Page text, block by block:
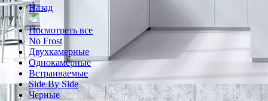
Назад
Посмотреть все
No Frost
Двухкамерные
Однокамерные
Встраиваемые
Side By Side
Черные